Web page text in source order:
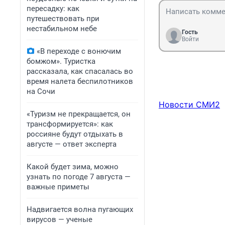
пересадку: как
путешествовать при
нестабильном небе
«В переходе с вонючим
бомжом». Туристка
рассказала, как спасалась во
время налета беспилотников
на Сочи
«Туризм не прекращается, он
трансформируется»: как
россияне будут отдыхать в
августе — ответ эксперта
Какой будет зима, можно
узнать по погоде 7 августа —
важные приметы
Надвигается волна пугающих
вирусов — ученые
Гость
Войти
Новости СМИ2